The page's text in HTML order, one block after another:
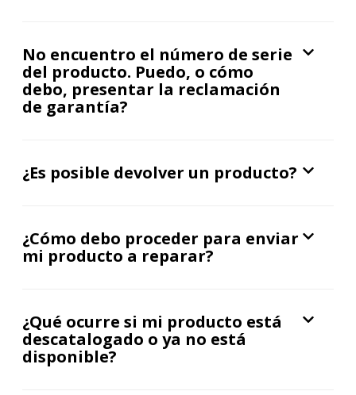
No encuentro el número de serie
del producto. Puedo, o cómo
debo, presentar la reclamación
de garantía?
¿Es posible devolver un producto?
¿Cómo debo proceder para enviar
mi producto a reparar?
¿Qué ocurre si mi producto está
descatalogado o ya no está
disponible?